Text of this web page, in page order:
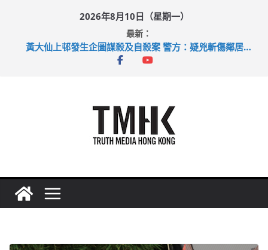
content
2026年8月10日（星期一）
最新：